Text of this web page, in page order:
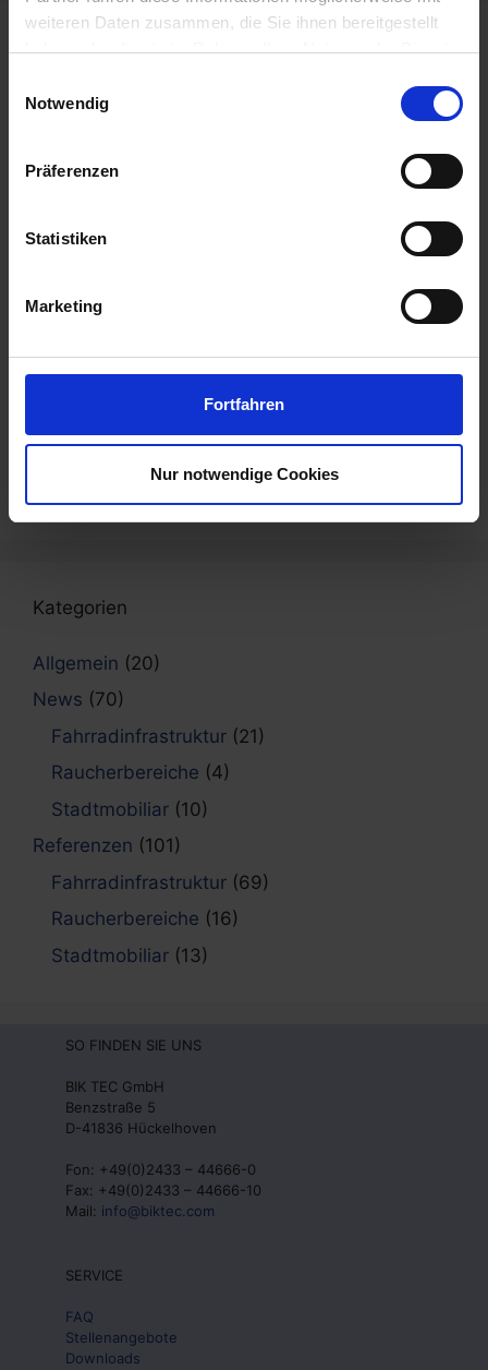
weiteren Daten zusammen, die Sie ihnen bereitgestellt
haben oder die sie im Rahmen Ihrer Nutzung der Dienste
Notwendig
Präferenzen
Statistiken
Marketing
Fortfahren
Nur notwendige Cookies
Fahrradparkhaus Bedburg eröffnet – mit
Mehr Komfort und Sicherheit am Flughafen
20. Mai 2026
Hotels in Baal eröffnet
Afterwork, das verbindet: Bowling & Dart im
Neue Fahrradabstellanlagen in Freiburg
Kategorien
Allgemein (20)
News (70)
Fahrradinfrastruktur (21)
Raucherbereiche (4)
Stadtmobiliar (10)
Referenzen (101)
Fahrradinfrastruktur (69)
Raucherbereiche (16)
Stadtmobiliar (13)
SO FINDEN SIE UNS
BIK TEC GmbH
Benzstraße 5
D-41836 Hückelhoven
Fon: +49(0)2433 – 44666-0
Fax: +49(0)2433 – 44666-10
Mail: info@biktec.com
SERVICE
FAQ
Stellenangebote
Downloads